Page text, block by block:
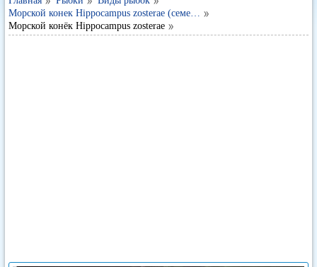
Морской конек Hippocampus zosterae (семе…
Морской конёк Hippocampus zosterae